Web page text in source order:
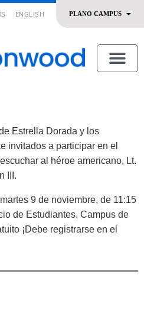
ENGLISH
Estrella Dorada y los
invitados a participar en el
al héroe americano, Lt.
III.
9 de noviembre, de 11:15
de Estudiantes, Campus de
¡Debe registrarse en el